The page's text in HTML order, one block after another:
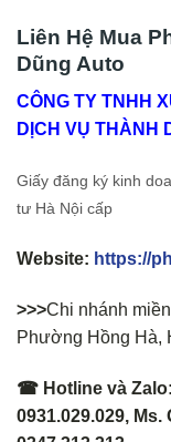
Liên Hệ Mua
Dũng Auto
CÔNG TY TNHH
DỊCH VỤ THÀNH
Giấy đăng ký kinh
tư Hà Nội cấp
Website: https://
>>>Chi nhánh
Phường Hồng Hà,
☎ Hotline và Zalo:
0931.029.029,